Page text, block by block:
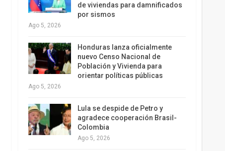
de viviendas para damnificados
por sismos
Ago 5, 2026
Honduras lanza oficialmente
nuevo Censo Nacional de
Población y Vivienda para
orientar políticas públicas
Ago 5, 2026
Lula se despide de Petro y
agradece cooperación Brasil-
Colombia
Ago 5, 2026